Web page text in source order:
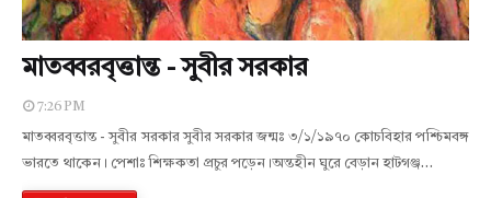
মাতব্বরবৃত্তান্ত - সুবীর সরকার
7:26 PM
মাতব্বরবৃত্তান্ত - সুবীর সরকার সুবীর সরকার জন্মঃ ৩/১/১৯৭০ কোচবিহার পশ্চিমবঙ্গ
ভারতে থাকেন। পেশাঃ শিক্ষকতা প্রচুর পড়েন।অন্তহীন ঘুরে বেড়ান হাটগঞ্জ…